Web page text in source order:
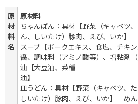
原
材
料
名
原材料
ちゃんぽん：具材【野菜（キャベツ
ん、しいたけ）豚肉、えび、いか
スープ【ポークエキス、食塩、チキ
醤、調味料（アミノ酸等）、増粘剤
油【大豆油、菜種
油
皿うどん：具材【野菜（キャベツ、
しいたけ）豚肉、えび、いか】 め